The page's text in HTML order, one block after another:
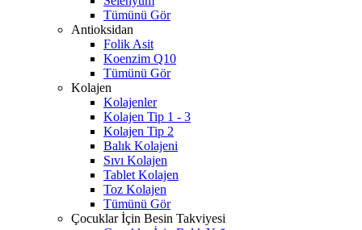
Tümünü Gör
Antioksidan
Folik Asit
Koenzim Q10
Tümünü Gör
Kolajen
Kolajenler
Kolajen Tip 1 - 3
Kolajen Tip 2
Balık Kolajeni
Sıvı Kolajen
Tablet Kolajen
Toz Kolajen
Tümünü Gör
Çocuklar İçin Besin Takviyesi